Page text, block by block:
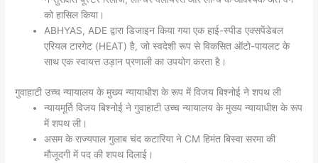
को हासिल किया।
ABHYAS, ADE द्वारा डिजाइन किया गया एक हाई-स्पीड एक्सपेंडेबल
एरियल टारगेट (HEAT) है, जो स्वदेशी रूप से विकसित ऑटो-पायलट के
साथ एक स्वायत्त उड़ान प्रणाली का उपयोग करता है।
गुवाहाटी उच्च न्यायालय के मुख्य न्यायाधीश के रूप में विजय बिश्नोई ने शपथ ली
न्यायमूर्ति विजय बिश्नोई ने गुवाहाटी उच्च न्यायालय के मुख्य न्यायाधीश के रूप
में शपथ ली।
असम के राज्यपाल गुलाब चंद कटारिया ने CM हिमंत बिस्वा सरमा की
मौजूदगी में पद की शपथ दिलाई।